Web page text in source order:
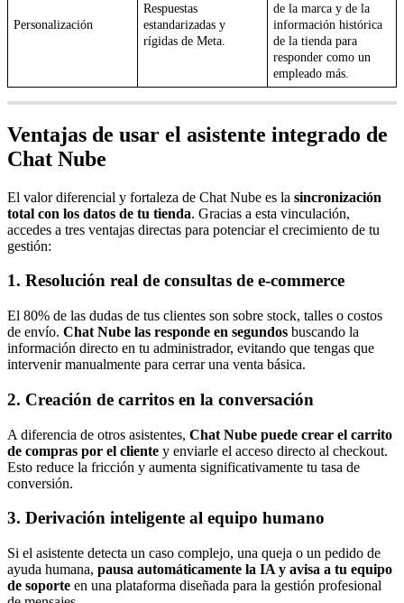
Personalización
Respuestas
estandarizadas y
rígidas de Meta.
de la marca y de la
información histórica
de la tienda para
responder como un
empleado más.
Ventajas de usar el asistente integrado de
Chat Nube
El valor diferencial y fortaleza de Chat Nube es la sincronización
total con los datos de tu tienda. Gracias a esta vinculación,
accedes a tres ventajas directas para potenciar el crecimiento de tu
gestión:
1. Resolución real de consultas de e-commerce
El 80% de las dudas de tus clientes son sobre stock, talles o costos
de envío. Chat Nube las responde en segundos buscando la
información directo en tu administrador, evitando que tengas que
intervenir manualmente para cerrar una venta básica.
2. Creación de carritos en la conversación
A diferencia de otros asistentes, Chat Nube puede crear el carrito
de compras por el cliente y enviarle el acceso directo al checkout.
Esto reduce la fricción y aumenta significativamente tu tasa de
conversión.
3. Derivación inteligente al equipo humano
Si el asistente detecta un caso complejo, una queja o un pedido de
ayuda humana, pausa automáticamente la IA y avisa a tu equipo
de soporte en una plataforma diseñada para la gestión profesional